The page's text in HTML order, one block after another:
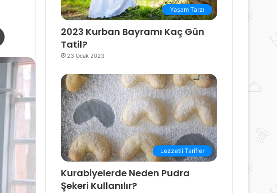
Yaşam Tarzı
2023 Kurban Bayramı Kaç Gün
Tatil?
23 Ocak 2023
Lezzetli Tarifler
Kurabiyelerde Neden Pudra
Şekeri Kullanılır?